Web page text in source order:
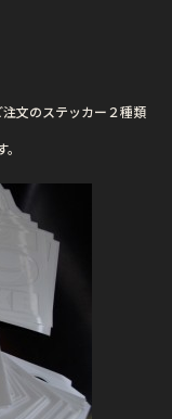
文のステッカー２種類